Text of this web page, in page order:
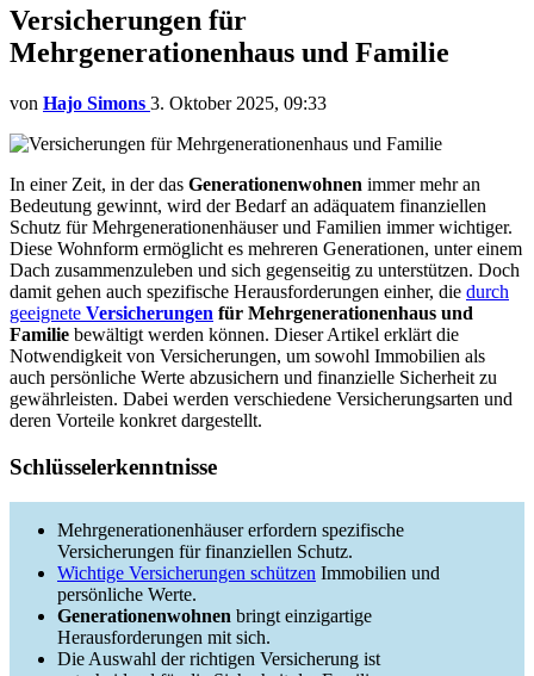
Versicherungen für
Mehrgenerationenhaus und Familie
von Hajo Simons 3. Oktober 2025, 09:33
In einer Zeit, in der das Generationenwohnen immer mehr an
Bedeutung gewinnt, wird der Bedarf an adäquatem finanziellen
Schutz für Mehrgenerationenhäuser und Familien immer wichtiger.
Diese Wohnform ermöglicht es mehreren Generationen, unter einem
Dach zusammenzuleben und sich gegenseitig zu unterstützen. Doch
damit gehen auch spezifische Herausforderungen einher, die durch
geeignete Versicherungen für Mehrgenerationenhaus und
Familie bewältigt werden können. Dieser Artikel erklärt die
Notwendigkeit von Versicherungen, um sowohl Immobilien als
auch persönliche Werte abzusichern und finanzielle Sicherheit zu
gewährleisten. Dabei werden verschiedene Versicherungsarten und
deren Vorteile konkret dargestellt.
Schlüsselerkenntnisse
Mehrgenerationenhäuser erfordern spezifische
Versicherungen für finanziellen Schutz.
Wichtige Versicherungen schützen Immobilien und
persönliche Werte.
Generationenwohnen bringt einzigartige
Herausforderungen mit sich.
Die Auswahl der richtigen Versicherung ist